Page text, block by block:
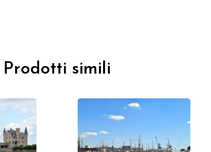
Prodotti simili